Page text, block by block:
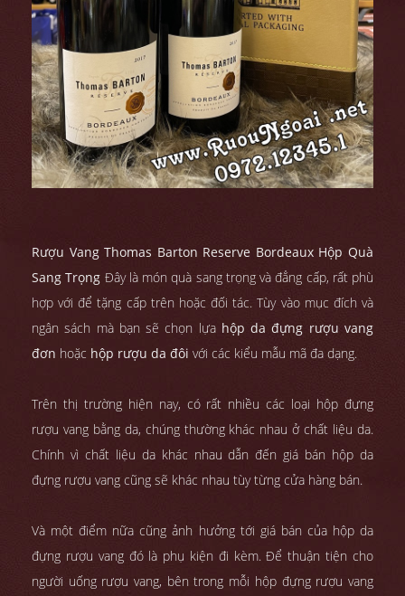
Rượu Vang Thomas Barton Reserve Bordeaux Hộp Quà
Sang Trọng Đây là món quà sang trọng và đẳng cấp, rất phù
hợp với để tặng cấp trên hoặc đối tác. Tùy vào mục đích và
ngân sách mà bạn sẽ chọn lựa hộp da đựng rượu vang
đơn hoặc hộp rượu da đôi với các kiểu mẫu mã đa dạng.
Trên thị trường hiện nay, có rất nhiều các loại hộp đựng
rượu vang bằng da, chúng thường khác nhau ở chất liệu da.
Chính vì chất liệu da khác nhau dẫn đến giá bán hộp da
đựng rượu vang cũng sẽ khác nhau tùy từng cửa hàng bán.
Và một điểm nữa cũng ảnh hưởng tới giá bán của hộp da
đựng rượu vang đó là phụ kiện đi kèm. Để thuận tiện cho
người uống rượu vang, bên trong mỗi hộp đựng rượu vang